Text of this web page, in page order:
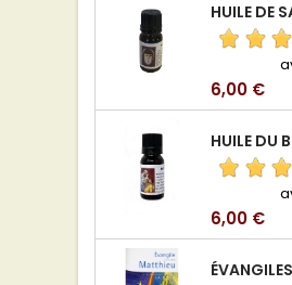
Prix
6,00 €
Prix
6,00 €
ÉVANGILES